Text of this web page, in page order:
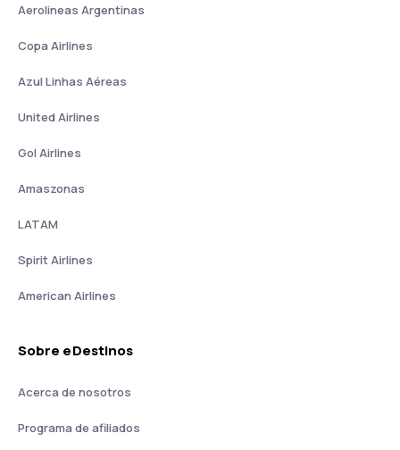
Aerolineas Argentinas
Copa Airlines
Azul Linhas Aéreas
United Airlines
Gol Airlines
Amaszonas
LATAM
Spirit Airlines
American Airlines
Sobre eDestinos
Acerca de nosotros
Programa de afiliados